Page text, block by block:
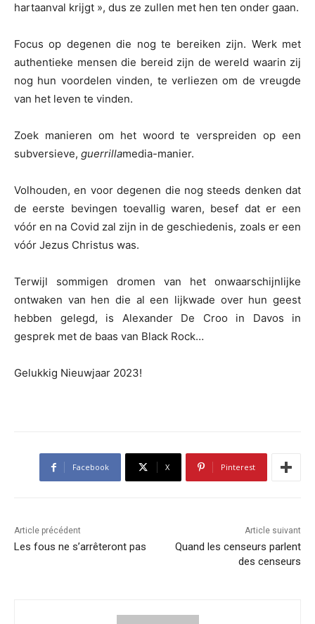
hartaanval krijgt », dus ze zullen met hen ten onder gaan.
Focus op degenen die nog te bereiken zijn. Werk met
authentieke mensen die bereid zijn de wereld waarin zij
nog hun voordelen vinden, te verliezen om de vreugde
van het leven te vinden.
Zoek manieren om het woord te verspreiden op een
subversieve, guerrillamedia-manier.
Volhouden, en voor degenen die nog steeds denken dat
de eerste bevingen toevallig waren, besef dat er een
vóór en na Covid zal zijn in de geschiedenis, zoals er een
vóór Jezus Christus was.
Terwijl sommigen dromen van het onwaarschijnlijke
ontwaken van hen die al een lijkwade over hun geest
hebben gelegd, is Alexander De Croo in Davos in
gesprek met de baas van Black Rock…
Gelukkig Nieuwjaar 2023!
Facebook X Pinterest
Article précédent
Les fous ne s’arrêteront pas
Article suivant
Quand les censeurs parlent
des censeurs